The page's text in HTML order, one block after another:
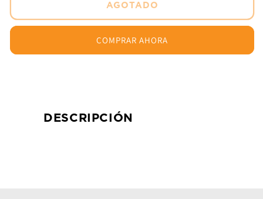
BKR5E-
11
NGK
BKR5E-
11
NGK
AGOTADO
COMPRAR AHORA
DESCRIPCIÓN